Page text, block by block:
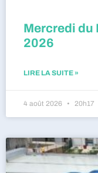
Mercredi du
2026
LIRE LA SUITE »
4 août 2026 20h17